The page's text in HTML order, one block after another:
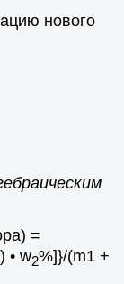
нового
=
) • w2%]}/(m1 +